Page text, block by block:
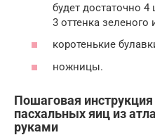
будет достаточно
3 оттенка зеленого
коротенькие
ножницы.
Пошаговая
пасхальных яиц из
руками